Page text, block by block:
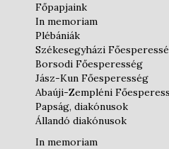
Főpapjaink
In memoriam
Plébániák
Székesegyházi
Borsodi Főesperesség
Jász-Kun Főesperesség
Abaúji-Zempléni
Papság, diakónusok
Állandó diakónusok
In memoriam